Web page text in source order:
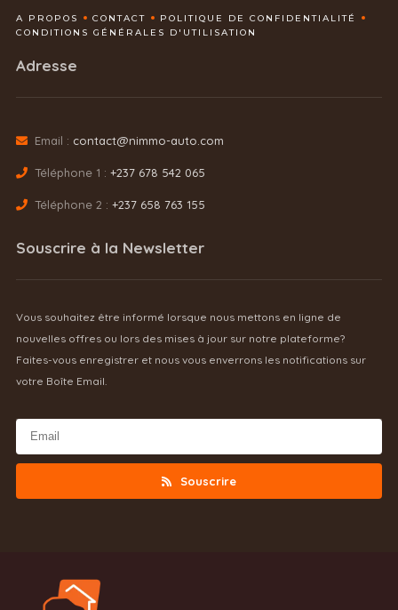
A PROPOS CONTACT
POLITIQUE DE CONFIDENTIALITÉ
CONDITIONS GÉNÉRALES D'UTILISATION
Adresse
Email : contact@nimmo-auto.com
Téléphone 1 : +237 678 542 065
Téléphone 2 : +237 658 763 155
Souscrire à la Newsletter
Vous souhaitez être informé lorsque nous mettons en ligne de
nouvelles offres ou lors des mises à jour sur notre plateforme?
Faites-vous enregistrer et nous vous enverrons les notifications sur
votre Boîte Email.
Souscrire